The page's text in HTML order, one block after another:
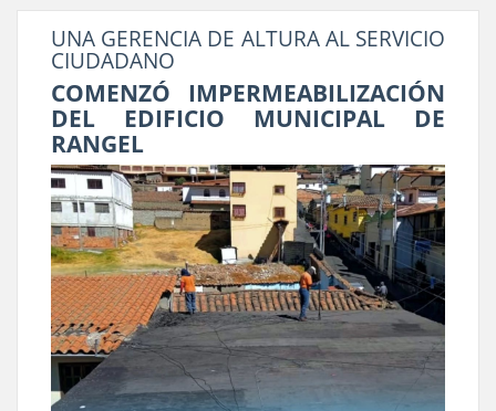
UNA GERENCIA DE ALTURA AL SERVICIO
CIUDADANO
COMENZÓ IMPERMEABILIZACIÓN
DEL EDIFICIO MUNICIPAL DE
RANGEL